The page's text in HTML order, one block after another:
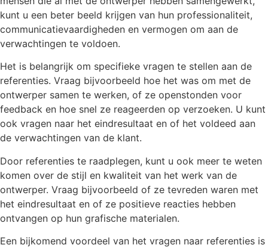
kunt u een beter beeld krijgen van hun professionaliteit,
communicatievaardigheden en vermogen om aan de
verwachtingen te voldoen.
Het is belangrijk om specifieke vragen te stellen aan de
referenties. Vraag bijvoorbeeld hoe het was om met de
ontwerper samen te werken, of ze openstonden voor
feedback en hoe snel ze reageerden op verzoeken. U kunt
ook vragen naar het eindresultaat en of het voldeed aan
de verwachtingen van de klant.
Door referenties te raadplegen, kunt u ook meer te weten
komen over de stijl en kwaliteit van het werk van de
ontwerper. Vraag bijvoorbeeld of ze tevreden waren met
het eindresultaat en of ze positieve reacties hebben
ontvangen op hun grafische materialen.
Een bijkomend voordeel van het vragen naar referenties is